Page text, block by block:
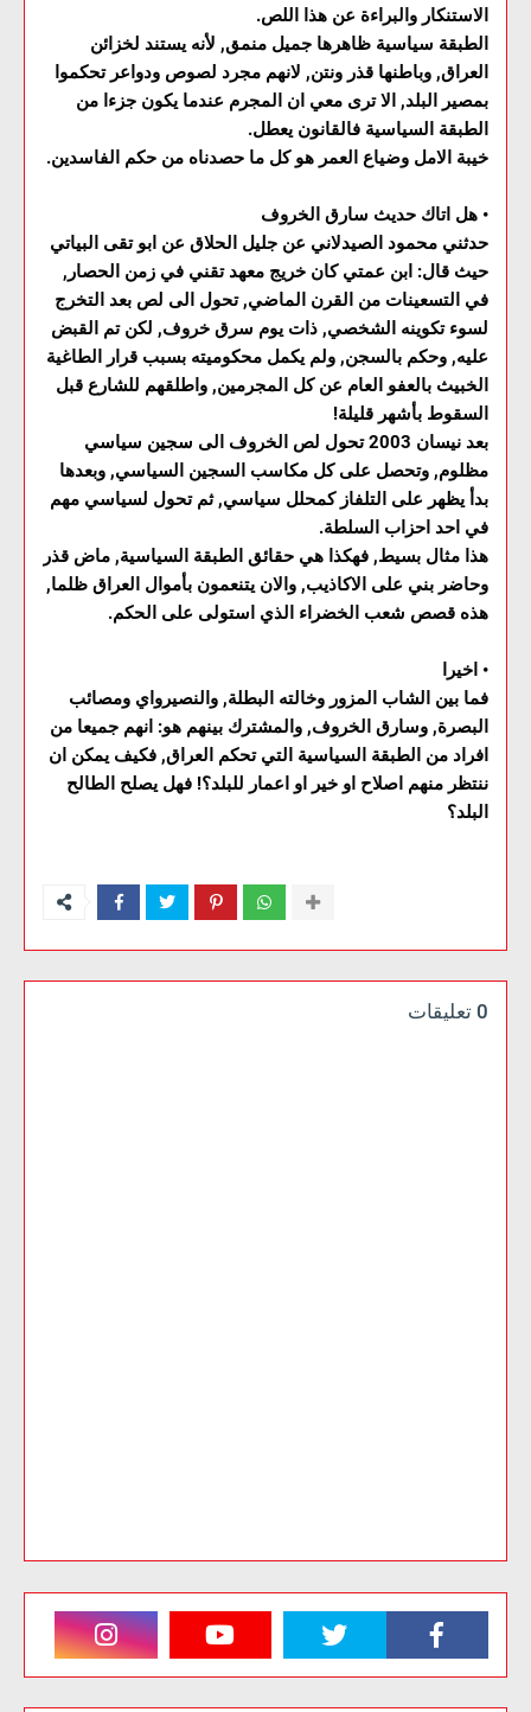
الاستنكار والبراءة عن هذا اللص.
الطبقة سياسية ظاهرها جميل منمق, لأنه يستند لخزائن
العراق, وباطنها قذر ونتن, لانهم مجرد لصوص ودواعر تحكموا
بمصير البلد, الا ترى معي ان المجرم عندما يكون جزءا من
الطبقة السياسية فالقانون يعطل.
خيبة الامل وضياع العمر هو كل ما حصدناه من حكم الفاسدين.
• هل اتاك حديث سارق الخروف
حدثني محمود الصيدلاني عن جليل الحلاق عن ابو تقى البياتي
حيث قال: ابن عمتي كان خريج معهد تقني في زمن الحصار,
في التسعينات من القرن الماضي, تحول الى لص بعد التخرج
لسوء تكوينه الشخصي, ذات يوم سرق خروف, لكن تم القبض
عليه, وحكم بالسجن, ولم يكمل محكوميته بسبب قرار الطاغية
الخبيث بالعفو العام عن كل المجرمين, واطلقهم للشارع قبل
السقوط بأشهر قليلة!
بعد نيسان 2003 تحول لص الخروف الى سجين سياسي
مظلوم, وتحصل على كل مكاسب السجين السياسي, وبعدها
بدأ يظهر على التلفاز كمحلل سياسي, ثم تحول لسياسي مهم
في احد احزاب السلطة.
هذا مثال بسيط, فهكذا هي حقائق الطبقة السياسية, ماض قذر
وحاضر بني على الاكاذيب, والان يتنعمون بأموال العراق ظلما,
هذه قصص شعب الخضراء الذي استولى على الحكم.
• اخيرا
فما بين الشاب المزور وخالته البطلة, والنصيرواي ومصائب
البصرة, وسارق الخروف, والمشترك بينهم هو: انهم جميعا من
افراد من الطبقة السياسية التي تحكم العراق, فكيف يمكن ان
ننتظر منهم اصلاح او خير او اعمار للبلد؟! فهل يصلح الطالح
البلد؟
0 تعليقات